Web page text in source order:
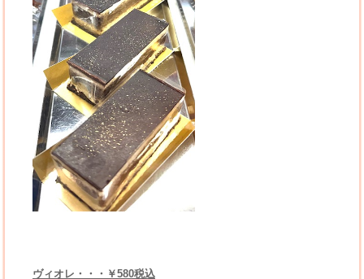
ヴィオレ・・・￥580税込